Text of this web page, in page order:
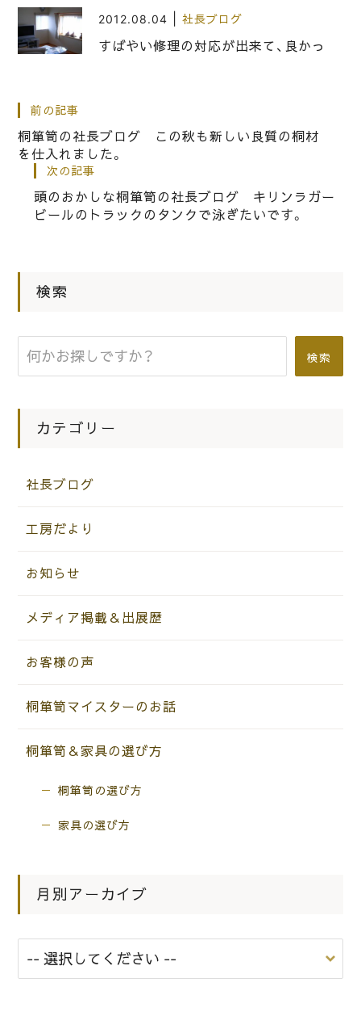
2012.08.04 社長ブログ
すばやい修理の対応が出来て、良かっ
こだわり桐たんすの社長ブログ 一番
の花！
前の記事
桐箪笥の社長ブログ この秋も新しい良質の桐材
を仕入れました。
次の記事
頭のおかしな桐箪笥の社長ブログ キリンラガー
ビールのトラックのタンクで泳ぎたいです。
検索
検索
カテゴリー
社長ブログ
工房だより
お知らせ
メディア掲載＆出展歴
お客様の声
桐箪笥マイスターのお話
桐箪笥＆家具の選び方
桐箪笥の選び方
家具の選び方
月別アーカイブ